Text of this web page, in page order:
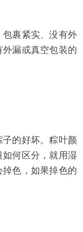
裹紧实、没有外
漏或真空包装的
的好坏。粽叶颜
何区分，就用湿
色，如果掉色的